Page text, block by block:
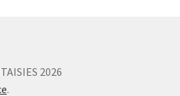
2026
.